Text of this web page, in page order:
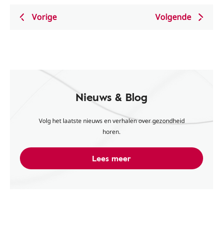
Vorige Volgende
Nieuws & Blog
Volg het laatste nieuws en verhalen over gezondheid
horen.
Lees meer